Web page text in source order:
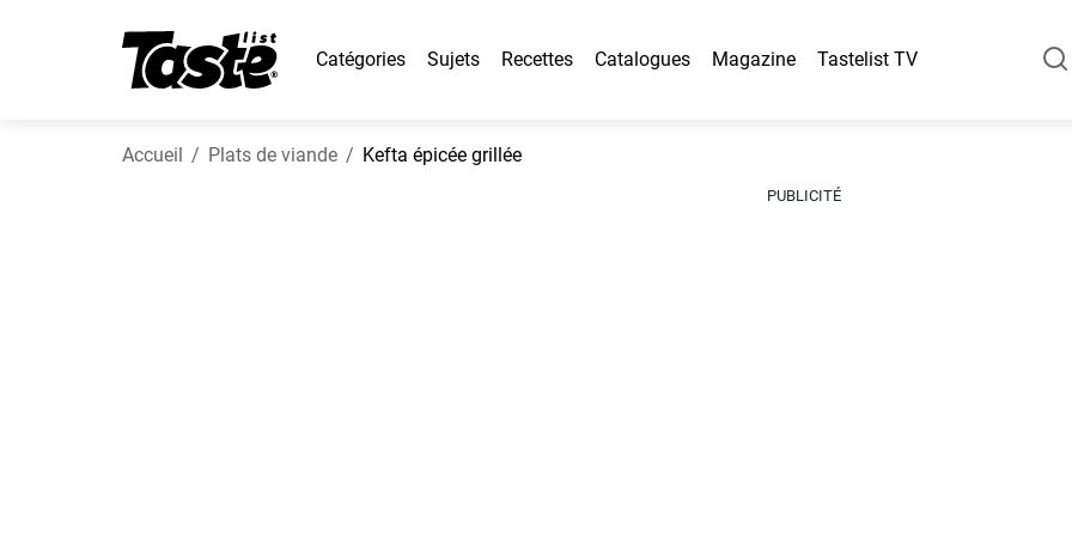
Catégories Sujets Recettes Catalogues Magazine Tastelist TV
Accueil Plats de viande Kefta épicée grillée
PUBLICITÉ